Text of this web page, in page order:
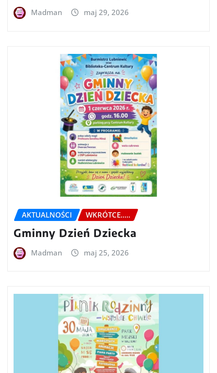
Madman maj 29, 2026
AKTUALNOŚCI WKRÓTCE.....
Gminny Dzień Dziecka
Madman maj 25, 2026